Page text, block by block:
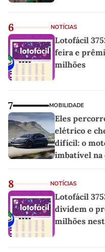
6 NOTÍCIAS
Lotofácil
feira e
milhões
7 MOBILIDADE
Eles
elétrico e
difícil: o
imbatível na
8 NOTÍCIAS
Lotofácil
dividem o
milhões